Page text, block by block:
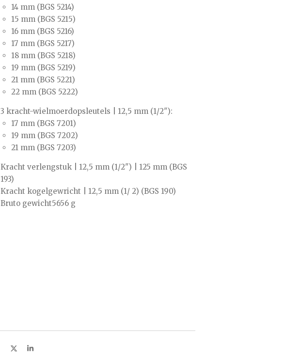
14 mm (BGS 5214)
15 mm (BGS 5215)
16 mm (BGS 5216)
17 mm (BGS 5217)
18 mm (BGS 5218)
19 mm (BGS 5219)
21 mm (BGS 5221)
22 mm (BGS 5222)
3 kracht-wielmoerdopsleutels | 12,5 mm (1/2"):
17 mm (BGS 7201)
19 mm (BGS 7202)
21 mm (BGS 7203)
Kracht verlengstuk | 12,5 mm (1/2") | 125 mm (BGS
193)
Kracht kogelgewricht | 12,5 mm (1/ 2) (BGS 190)
Bruto gewicht5656 g
D
S